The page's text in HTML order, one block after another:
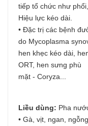
tiếp tổ chức như
Hiệu lực kéo dài.
• Đặc trị các bệnh
do Mycoplasma
hen khẹc kéo dài,
ORT, hen sưng phù
mặt - Coryza...
Liều dùng: Pha
• Gà, vịt, ngan,